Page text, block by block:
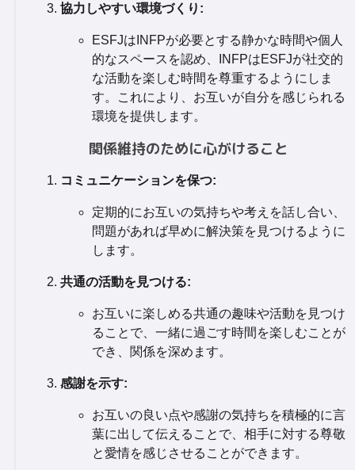
協力しやすい環境づくり:
ESFJはINFPが必要とする静かな時間や個人
的なスペースを認め、INFPはESFJが社交的
な活動を楽しむ時間を尊重するようにしま
す。これにより、お互いが自分を感じられる
環境を提供します。
関係維持のために心がけること
コミュニケーションを保つ:
定期的にお互いの気持ちや考えを話し合い、
問題があれば早めに解決策を見つけるように
します。
共通の活動を見つける:
お互いに楽しめる共通の趣味や活動を見つけ
ることで、一緒に過ごす時間を楽しむことが
でき、関係を深めます。
感謝を示す:
お互いの良い点や感謝の気持ちを積極的に言
葉に出して伝えることで、相手に対する尊敬
と愛情を感じさせることができます。